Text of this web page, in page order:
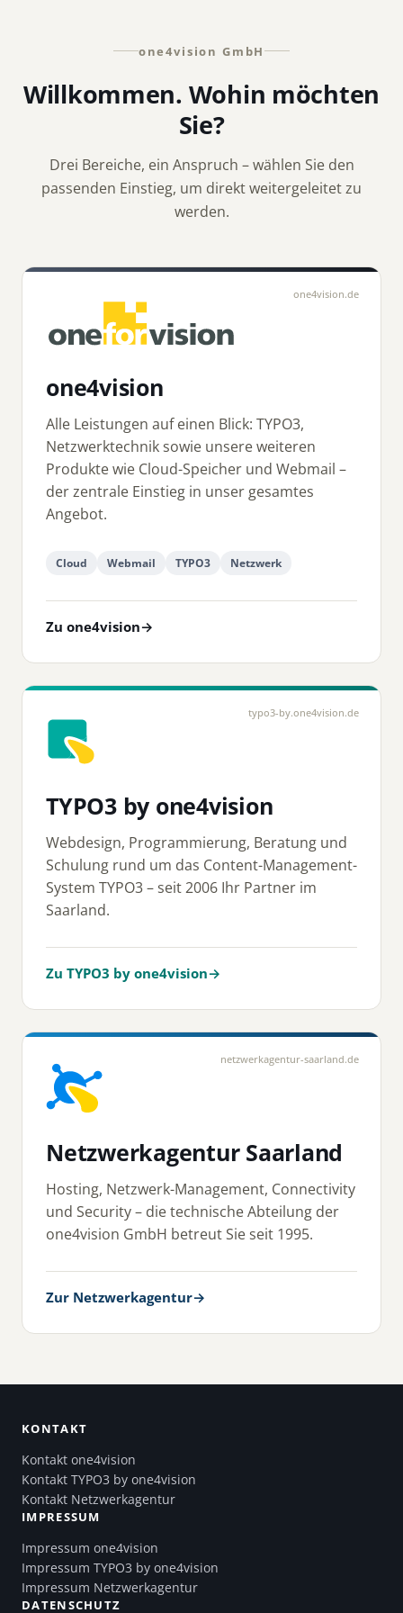
one4vision GmbH
Willkommen. Wohin möchten
Sie?
Drei Bereiche, ein Anspruch – wählen Sie den
passenden Einstieg, um direkt weitergeleitet zu
werden.
one4vision.de
one4vision
Alle Leistungen auf einen Blick: TYPO3,
Netzwerktechnik sowie unsere weiteren
Produkte wie Cloud-Speicher und Webmail –
der zentrale Einstieg in unser gesamtes
Angebot.
Cloud Webmail TYPO3 Netzwerk
Zu one4vision→
typo3-by.one4vision.de
TYPO3 by one4vision
Webdesign, Programmierung, Beratung und
Schulung rund um das Content-Management-
System TYPO3 – seit 2006 Ihr Partner im
Saarland.
Zu TYPO3 by one4vision→
netzwerkagentur-saarland.de
Netzwerkagentur Saarland
Hosting, Netzwerk-Management, Connectivity
und Security – die technische Abteilung der
one4vision GmbH betreut Sie seit 1995.
Zur Netzwerkagentur→
KONTAKT
Kontakt one4vision
Kontakt TYPO3 by one4vision
Kontakt Netzwerkagentur
IMPRESSUM
Impressum one4vision
Impressum TYPO3 by one4vision
Impressum Netzwerkagentur
DATENSCHUTZ